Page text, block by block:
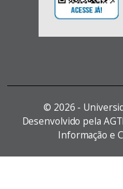
© 2026 -
Desenvolvido pela
Informação e